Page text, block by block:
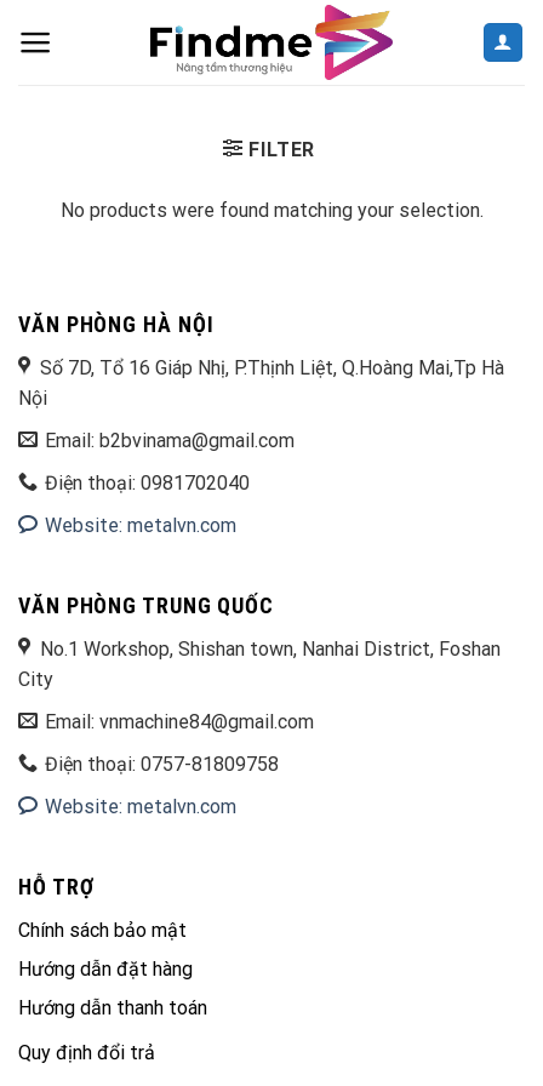
FILTER
No products were found matching your selection.
VĂN PHÒNG HÀ NỘI
Số 7D, Tổ 16 Giáp Nhị, P.Thịnh Liệt, Q.Hoàng Mai,Tp Hà
Nội
Email: b2bvinama@gmail.com
Điện thoại: 0981702040
Website: metalvn.com
VĂN PHÒNG TRUNG QUỐC
No.1 Workshop, Shishan town, Nanhai District, Foshan
City
Email: vnmachine84@gmail.com
Điện thoại: 0757-81809758
Website: metalvn.com
HỖ TRỢ
Chính sách bảo mật
Hướng dẫn đặt hàng
Hướng dẫn thanh toán
Quy định đổi trả